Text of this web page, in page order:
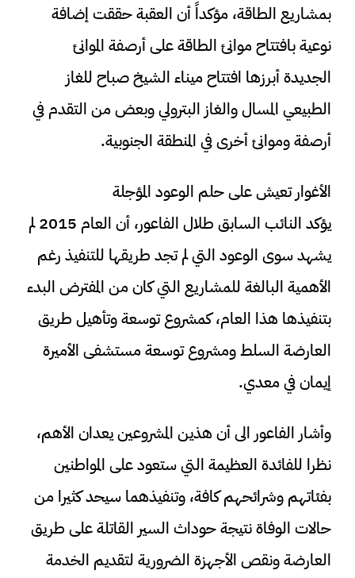
بمشاريع الطاقة، مؤكداً أن العقبة حققت إضافة
نوعية بافتتاح موانئ الطاقة على أرصفة الموانئ
الجديدة أبرزها افتتاح ميناء الشيخ صباح للغاز
الطبيعي المسال والغاز البترولي وبعض من التقدم في
أرصفة وموانئ أخرى في المنطقة الجنوبية.
الأغوار تعيش على حلم الوعود المؤجلة
يؤكد النائب السابق طلال الفاعور، أن العام 2015 لم
يشهد سوى الوعود التي لم تجد طريقها للتنفيذ رغم
الأهمية البالغة للمشاريع التي كان من المفترض البدء
بتنفيذها هذا العام، كمشروع توسعة وتأهيل طريق
العارضة السلط ومشروع توسعة مستشفى الأميرة
إيمان في معدي.
وأشار الفاعور الى أن هذين المشروعين يعدان الأهم،
نظرا للفائدة العظيمة التي ستعود على المواطنين
بفئاتهم وشرائحهم كافة، وتنفيذهما سيحد كثيرا من
حالات الوفاة نتيجة حوداث السير القاتلة على طريق
العارضة ونقص الأجهزة الضرورية لتقديم الخدمة